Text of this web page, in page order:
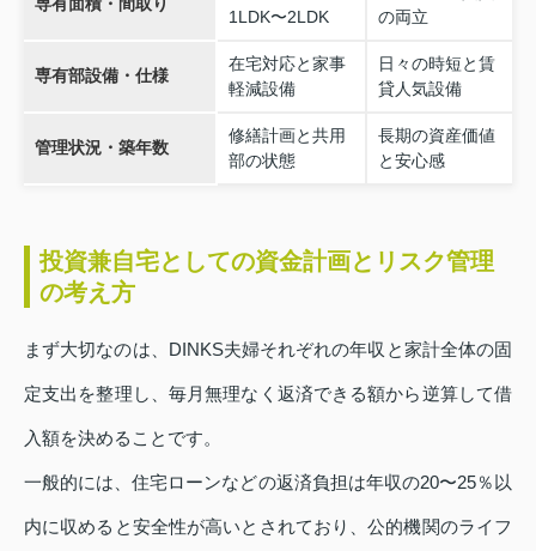
1LDK〜2LDK
の両立
専有部設備・仕様
在宅対応と家事
軽減設備
日々の時短と賃
貸人気設備
管理状況・築年数
修繕計画と共用
部の状態
長期の資産価値
と安心感
投資兼自宅としての資金計画とリスク管理
の考え方
まず大切なのは、DINKS夫婦それぞれの年収と家計全体の固
定支出を整理し、毎月無理なく返済できる額から逆算して借
入額を決めることです。
一般的には、住宅ローンなどの返済負担は年収の20〜25％以
内に収めると安全性が高いとされており、公的機関のライフ